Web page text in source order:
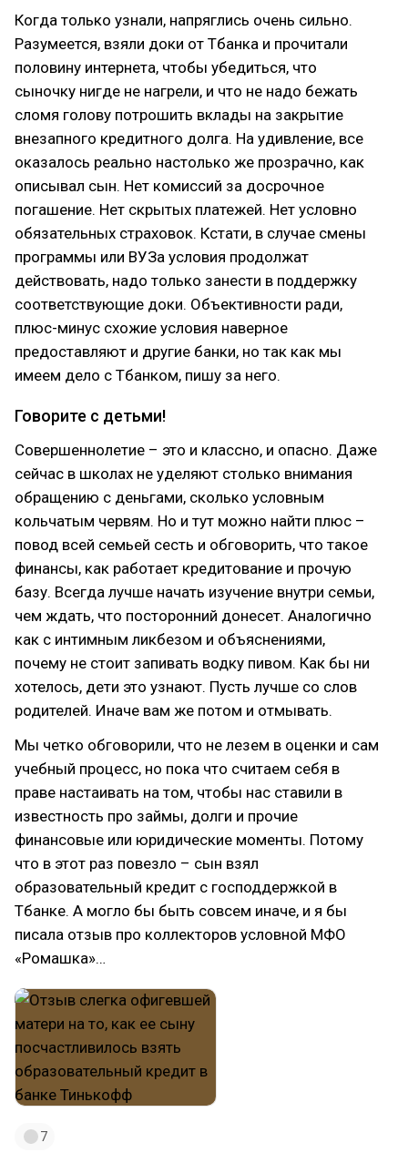
Когда только узнали, напряглись очень сильно.
Разумеется, взяли доки от Тбанка и прочитали
половину интернета, чтобы убедиться, что
сыночку нигде не нагрели, и что не надо бежать
сломя голову потрошить вклады на закрытие
внезапного кредитного долга. На удивление, все
оказалось реально настолько же прозрачно, как
описывал сын. Нет комиссий за досрочное
погашение. Нет скрытых платежей. Нет условно
обязательных страховок. Кстати, в случае смены
программы или ВУЗа условия продолжат
действовать, надо только занести в поддержку
соответствующие доки. Объективности ради,
плюс-минус схожие условия наверное
предоставляют и другие банки, но так как мы
имеем дело с Тбанком, пишу за него.
Говорите с детьми!
Совершеннолетие – это и классно, и опасно. Даже
сейчас в школах не уделяют столько внимания
обращению с деньгами, сколько условным
кольчатым червям. Но и тут можно найти плюс –
повод всей семьей сесть и обговорить, что такое
финансы, как работает кредитование и прочую
базу. Всегда лучше начать изучение внутри семьи,
чем ждать, что посторонний донесет. Аналогично
как с интимным ликбезом и объяснениями,
почему не стоит запивать водку пивом. Как бы ни
хотелось, дети это узнают. Пусть лучше со слов
родителей. Иначе вам же потом и отмывать.
Мы четко обговорили, что не лезем в оценки и сам
учебный процесс, но пока что считаем себя в
праве настаивать на том, чтобы нас ставили в
известность про займы, долги и прочие
финансовые или юридические моменты. Потому
что в этот раз повезло – сын взял
образовательный кредит с господдержкой в
Тбанке. А могло бы быть совсем иначе, и я бы
писала отзыв про коллекторов условной МФО
«Ромашка»…
7